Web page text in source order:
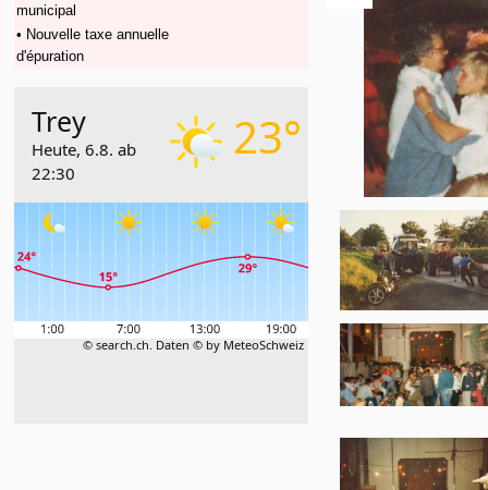
municipal
• Nouvelle taxe annuelle
d'épuration